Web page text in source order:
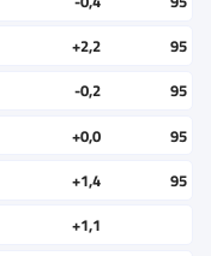
+2,2
95
-0,2
95
+0,0
95
+1,4
95
+1,1